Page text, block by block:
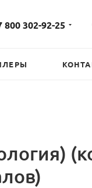
800 302-92-25